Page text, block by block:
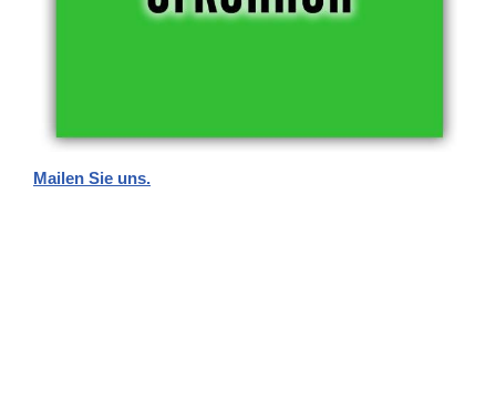
Mailen Sie uns.